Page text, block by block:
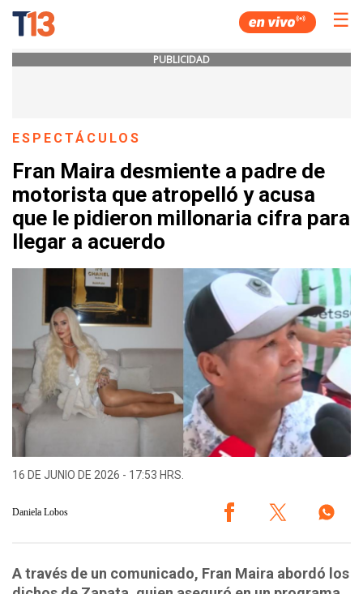
☰
PUBLICIDAD
ESPECTÁCULOS
Fran Maira desmiente a padre de
motorista que atropelló y acusa
que le pidieron millonaria cifra para
llegar a acuerdo
16 DE JUNIO DE 2026 - 17:53 HRS.
Daniela Lobos
A través de un comunicado, Fran Maira abordó los